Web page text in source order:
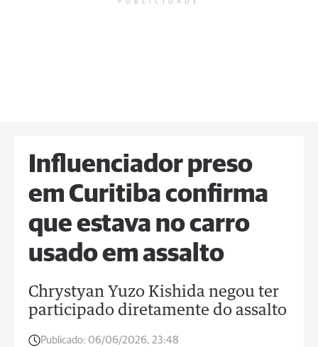
PUBLICIDADE
Influenciador preso
em Curitiba confirma
que estava no carro
usado em assalto
Chrystyan Yuzo Kishida negou ter
participado diretamente do assalto
Publicado: 06/06/2026, 23:48